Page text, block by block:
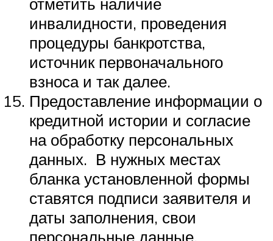
инвалидности, проведения
процедуры банкротства,
источник первоначального
взноса и так далее.
Предоставление информации о
кредитной истории и согласие
на обработку персональных
данных. В нужных местах
бланка установленной формы
ставятся подписи заявителя и
даты заполнения, свои
персональные данные.